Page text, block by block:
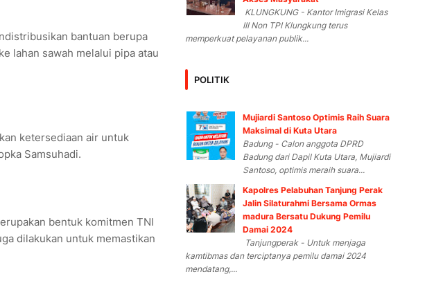
bantuan berupa
lahan sawah melalui pipa atau
ketersediaan air untuk
Samsuhadi.
bentuk komitmen TNI
dilakukan untuk memastikan
KLUNGKUNG - Kantor Imigrasi Kelas
III Non TPI Klungkung terus
memperkuat pelayanan publik...
POLITIK
Mujiardi Santoso Optimis Raih Suara
Maksimal di Kuta Utara
Badung - Calon anggota DPRD
Badung dari Dapil Kuta Utara, Mujiardi
Santoso, optimis meraih suara...
Kapolres Pelabuhan Tanjung Perak
Jalin Silaturahmi Bersama Ormas
madura Bersatu Dukung Pemilu
Damai 2024
Tanjungperak - Untuk menjaga
kamtibmas dan terciptanya pemilu damai 2024
mendatang,...